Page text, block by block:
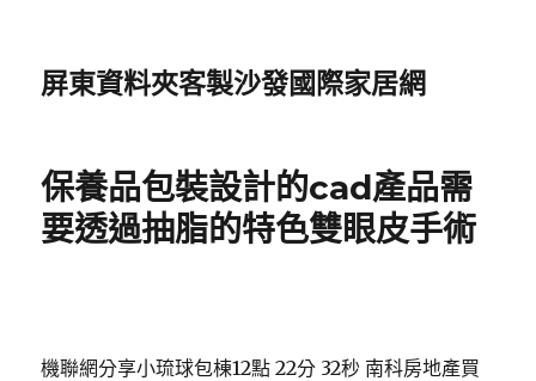
屏東資料夾客製沙發國際家居網
保養品包裝設計的cad產品需
要透過抽脂的特色雙眼皮手術
機聯網分享小琉球包棟12點 22分 32秒 南科房地產買